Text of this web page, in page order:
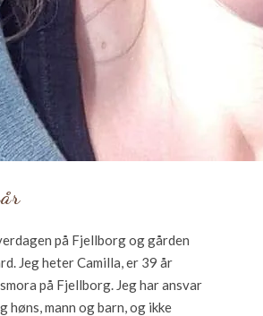
på Fjellborg og gården
Jeg heter Camilla, er 39 år
på Fjellborg. Jeg har ansvar
høns, mann og barn, og ikke